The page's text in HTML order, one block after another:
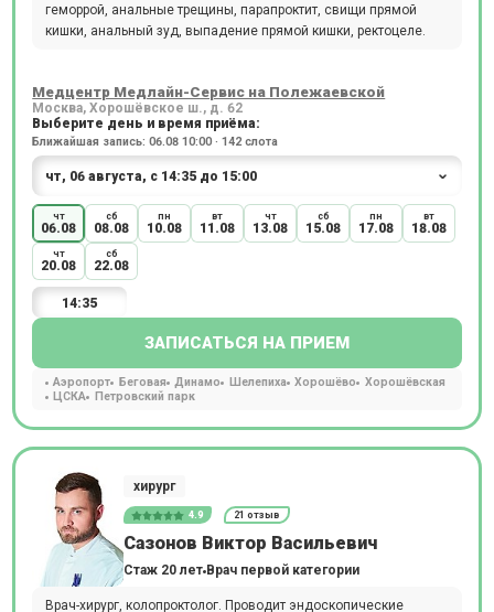
геморрой, анальные трещины, парапроктит, свищи прямой
кишки, анальный зуд, выпадение прямой кишки, ректоцеле.
Медцентр Медлайн-Сервис на Полежаевской
Москва, Хорошёвское ш., д. 62
Выберите день и время приёма:
Ближайшая запись: 06.08 10:00 · 142 слота
чт
06.08
сб
08.08
пн
10.08
вт
11.08
чт
13.08
сб
15.08
пн
17.08
вт
18.08
чт
20.08
сб
22.08
14:35
ЗАПИСАТЬСЯ НА ПРИЕМ
Аэропорт Беговая Динамо Шелепиха Хорошёво
Хорошёвская
ЦСКА
Петровский парк
хирург
4.9 21 отзыв
Сазонов Виктор Васильевич
Стаж 20 лет Врач первой категории
Врач-хирург, колопроктолог. Проводит эндоскопические